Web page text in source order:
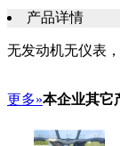
产品详情
无发动机无仪表
更多»本企业其它